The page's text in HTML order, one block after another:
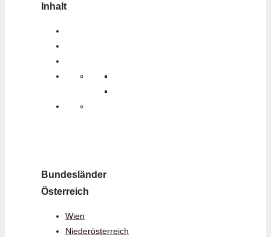
Inhalt
Bundesländer
Österreich
Wien
Niederösterreich